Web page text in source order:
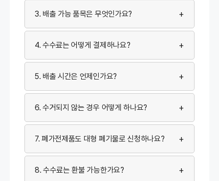
3. 배출 가능 품목은 무엇인가요? +
4. 수수료는 어떻게 결제하나요? +
5. 배출 시간은 언제인가요? +
6. 수거되지 않는 경우 어떻게 하나요? +
7. 폐가전제품도 대형 폐기물로 신청하나요? +
8. 수수료는 환불 가능한가요? +